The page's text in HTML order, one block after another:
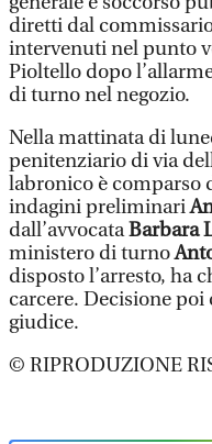
diretti dal
intervenuti nel punto
Pioltello dopo
di turno nel negozio.
Nella mattinata di
penitenziario di via
labronico è comparso
indagini preliminari
dall’avvocataBarbara
ministero di turno
disposto l’arresto, ha
carcere. Decisione
giudice.
© RIPRODUZIONE